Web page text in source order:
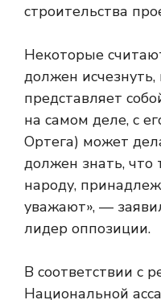
строительства
Некоторые
должен
представляет
на самом деле, с
Ортега) может
должен знать, что
народу,
уважают», —
лидер оппозиции.
В соответствии с
Национальной